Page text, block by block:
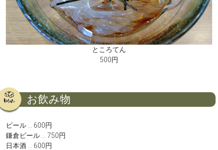
ところてん
500円
お飲み物
ビール … 600円
鎌倉ビール … 750円
日本酒 … 600円